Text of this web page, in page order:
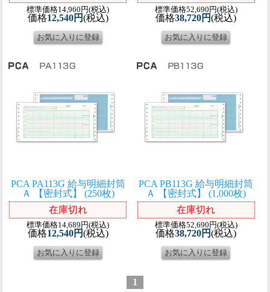
標準価格14,960円(税込)
価格12,540円(税込)
標準価格52,690円(税込)
価格38,720円(税込)
PCA PA113G 給与明細封筒
Ａ 【密封式】 (250枚)
在庫切れ
標準価格14,689円(税込)
価格12,540円(税込)
PCA PB113G 給与明細封筒
Ａ 【密封式】 (1,000枚)
在庫切れ
標準価格52,690円(税込)
価格38,720円(税込)
1